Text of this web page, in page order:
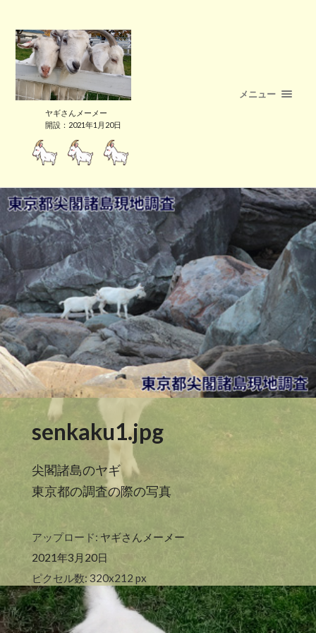
ヤギさんメーメー
開設：2021年1月20日
メニュー
senkaku1.jpg
尖閣諸島のヤギ
東京都の調査の際の写真
アップロード: ヤギさんメーメー
2021年3月20日
ピクセル数: 320x212 px